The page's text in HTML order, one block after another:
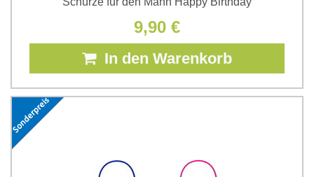
9,90 €
In den Warenkorb